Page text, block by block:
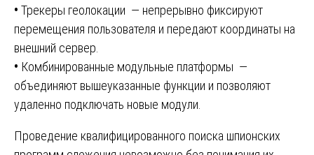
• Трекеры геолокации — непрерывно фиксируют
перемещения пользователя и передают координаты на
внешний сервер.
• Комбинированные модульные платформы —
объединяют вышеуказанные функции и позволяют
удаленно подключать новые модули.
Проведение квалифицированного поиска шпионских